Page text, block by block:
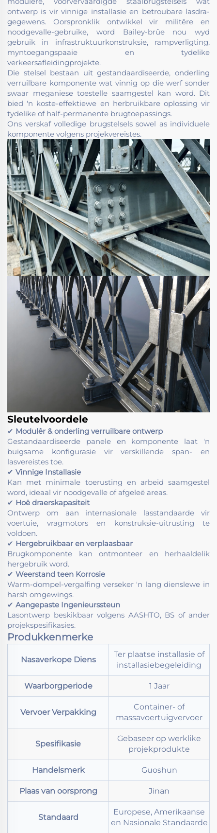
ontwerp is vir vinnige installasie en betroubare lasdra-
gegewens. Oorspronklik ontwikkel vir militêre en
noodgevalle-gebruike, word Bailey-brûe nou wyd
gebruik in infrastruktuurkonstruksie, rampverligting,
myntoegangspaaie en tydelike
verkeersafleidingprojekte.
Die stelsel bestaan uit gestandaardiseerde, onderling
verruilbare komponente wat vinnig op die werf sonder
swaar meganiese toestelle saamgestel kan word. Dit
bied 'n koste-effektiewe en herbruikbare oplossing vir
tydelike of half-permanente brugtoepassings.
Ons verskaf volledige brugstelsels sowel as individuele
komponente volgens projekvereistes.
Sleutelvoordele
✔ Modulêr & onderling verruilbare ontwerp
Gestandaardiseerde panele en komponente laat 'n
buigsame konfigurasie vir verskillende span- en
lasvereistes toe.
✔ Vinnige Installasie
Kan met minimale toerusting en arbeid saamgestel
word, ideaal vir noodgevalle of afgeleë areas.
✔ Hoë draerskapasiteit
Ontwerp om aan internasionale lasstandaarde vir
voertuie, vragmotors en konstruksie-uitrusting te
voldoen.
✔ Hergebruikbaar en verplaasbaar
Brugkomponente kan ontmonteer en herhaaldelik
hergebruik word.
✔ Weerstand teen Korrosie
Warm-dompel-vergalfing verseker 'n lang dienslewe in
harsh omgewings.
✔ Aangepaste Ingenieurssteun
Lasontwerp beskikbaar volgens AASHTO, BS of ander
projekspesifikasies.
Produkkenmerke
Nasaverkope Diens
Ter plaatse installasie of
installasiebegeleiding
Waarborgperiode 1 Jaar
Vervoer Verpakking
Container- of
massavoertuigvervoer
Spesifikasie
Gebaseer op werklike
projekprodukte
Handelsmerk Guoshun
Plaas van oorsprong Jinan
Standaard
Europese, Amerikaanse
en Nasionale Standaarde